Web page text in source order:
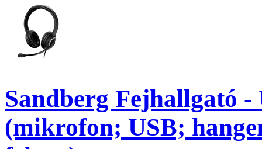
Sandberg Fejhallgató -
(mikrofon; USB;